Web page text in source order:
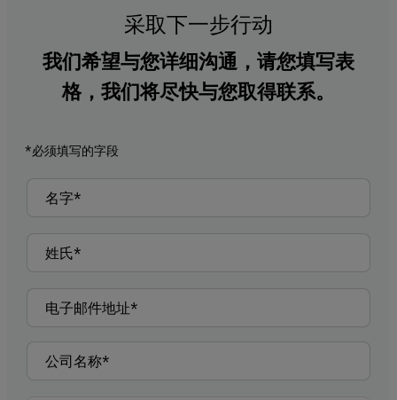
采取下一步行动
我们希望与您详细沟通，请您填写表
格，我们将尽快与您取得联系。
*必须填写的字段